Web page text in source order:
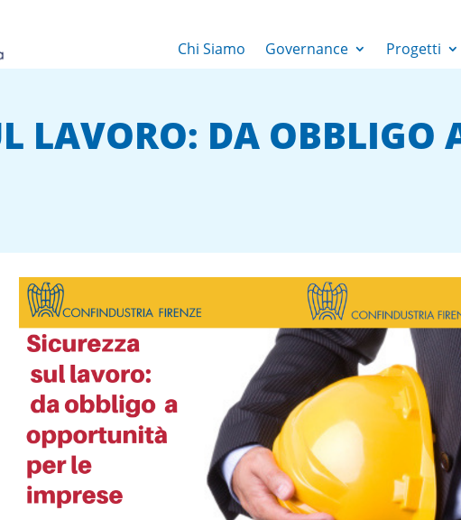
Chi Siamo Governance Progetti
LAVORO: DA OBBLIGO